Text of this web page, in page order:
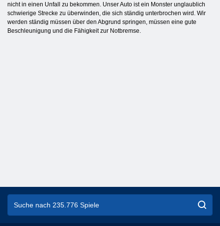
nicht in einen Unfall zu bekommen. Unser Auto ist ein Monster unglaublich
schwierige Strecke zu überwinden, die sich ständig unterbrochen wird. Wir
werden ständig müssen über den Abgrund springen, müssen eine gute
Beschleunigung und die Fähigkeit zur Notbremse.